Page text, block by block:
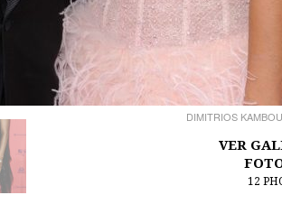
DIMITRIOS
VER
12